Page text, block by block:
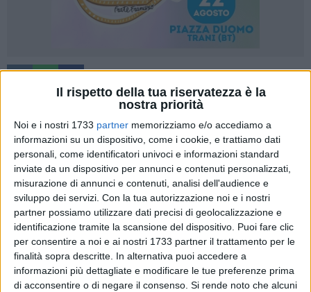
Il rispetto della tua riservatezza è la
nostra priorità
Noi e i nostri 1733 partner memorizziamo e/o accediamo a
informazioni su un dispositivo, come i cookie, e trattiamo dati
personali, come identificatori univoci e informazioni standard
inviate da un dispositivo per annunci e contenuti personalizzati,
misurazione di annunci e contenuti, analisi dell'audience e
sviluppo dei servizi. Con la tua autorizzazione noi e i nostri
partner possiamo utilizzare dati precisi di geolocalizzazione e
identificazione tramite la scansione del dispositivo. Puoi fare clic
per consentire a noi e ai nostri 1733 partner il trattamento per le
finalità sopra descritte. In alternativa puoi accedere a
informazioni più dettagliate e modificare le tue preferenze prima
di acconsentire o di negare il consenso. Si rende noto che alcuni
«Segnalo con la presente il degrado e la sporcizia in viale
Reichlin. Le bottiglie vuote di birra fotografate sono presenti
da diversi giorni. Inoltre appare opportuno evidenziare che
nel piazzale nei pressi della fermata degli autobus, ci sono
diverse sedute divelte ed una sola capannina per gli utenti, in
corrispondenza degli arrivi da Andria. Mentre nella direzione
opposta non ve ne sono».